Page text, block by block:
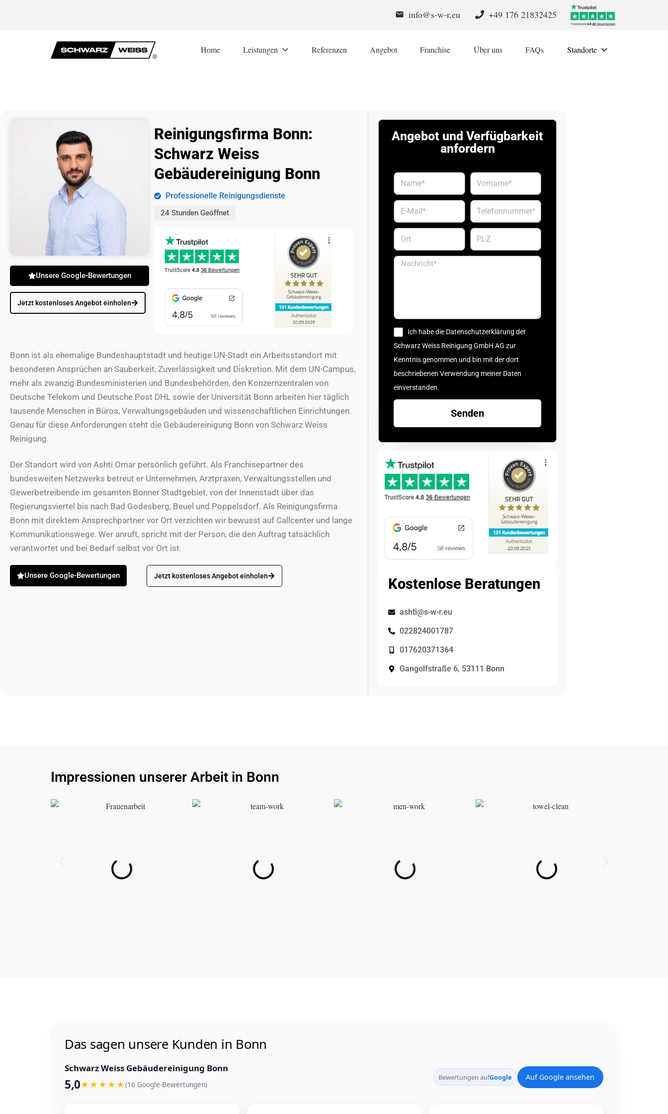
email info@s-w-r.eu +49 176 21832425
Home Leistungen Referenzen Angebot Franchise Über uns FAQs Standorte
Unsere Google-Bewertungen
Jetzt kostenloses Angebot einholen
Reinigungsfirma Bonn:
Schwarz Weiss
Gebäudereinigung Bonn
Professionelle Reinigungsdienste
24 Stunden Geöffnet
Bonn ist als ehemalige Bundeshauptstadt und heutige UN-Stadt ein Arbeitsstandort mit
besonderen Ansprüchen an Sauberkeit, Zuverlässigkeit und Diskretion. Mit dem UN-Campus,
mehr als zwanzig Bundesministerien und Bundesbehörden, den Konzernzentralen von
Deutsche Telekom und Deutsche Post DHL sowie der Universität Bonn arbeiten hier täglich
tausende Menschen in Büros, Verwaltungsgebäuden und wissenschaftlichen Einrichtungen.
Genau für diese Anforderungen steht die Gebäudereinigung Bonn von Schwarz Weiss
Reinigung.
Der Standort wird von Ashti Omar persönlich geführt. Als Franchisepartner des
bundesweiten Netzwerks betreut er Unternehmen, Arztpraxen, Verwaltungsstellen und
Gewerbetreibende im gesamten Bonner Stadtgebiet, von der Innenstadt über das
Regierungsviertel bis nach Bad Godesberg, Beuel und Poppelsdorf. Als Reinigungsfirma
Bonn mit direktem Ansprechpartner vor Ort verzichten wir bewusst auf Callcenter und lange
Kommunikationswege. Wer anruft, spricht mit der Person, die den Auftrag tatsächlich
verantwortet und bei Bedarf selbst vor Ort ist.
Unsere Google-Bewertungen Jetzt kostenloses Angebot einholen
Angebot und Verfügbarkeit
anfordern
Ich habe die Datenschutzerklärung der
Schwarz Weiss Reinigung GmbH AG zur
Kenntnis genommen und bin mit der dort
beschriebenen Verwendung meiner Daten
einverstanden.
Senden
Kostenlose Beratungen
ashti@s-w-r.eu
022824001787
017620371364
Gangolfstraße 6, 53111 Bonn
Impressionen unserer Arbeit in Bonn
Das sagen unsere Kunden in Bonn
Schwarz Weiss Gebäudereinigung Bonn
5,0★ ★ ★ ★ ★(16 Google-Bewertungen)
Bewertungen aufGoogle Auf Google ansehen